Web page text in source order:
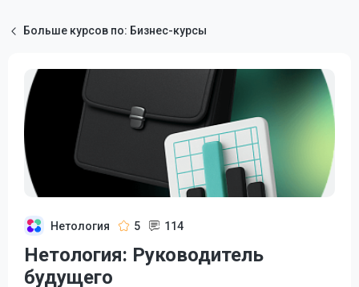
Больше курсов по: Бизнес-курсы
Нетология 5 114
Нетология: Руководитель
будущего